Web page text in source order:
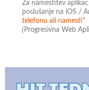
Za namestitev
poslušanje na iOS /
telefonu ali namesti"
(Progresivna Web